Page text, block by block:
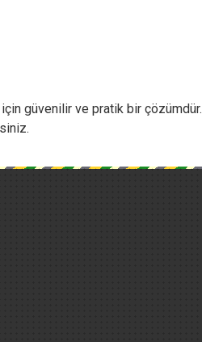
güvenilir ve pratik bir çözümdür.